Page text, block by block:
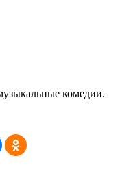
комедии.